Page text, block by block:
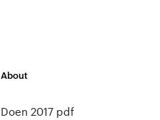
About
Doen 2017 pdf